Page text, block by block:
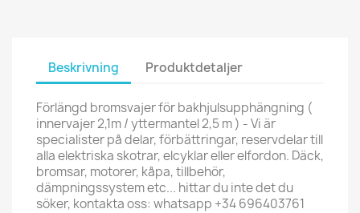
Beskrivning Produktdetaljer
Förlängd bromsvajer för bakhjulsupphängning (
innervajer 2,1m / yttermantel 2,5 m ) - Vi är
specialister på delar, förbättringar, reservdelar till
alla elektriska skotrar, elcyklar eller elfordon. Däck,
bromsar, motorer, kåpa, tillbehör,
dämpningssystem etc... hittar du inte det du
söker, kontakta oss: whatsapp +34 696403761